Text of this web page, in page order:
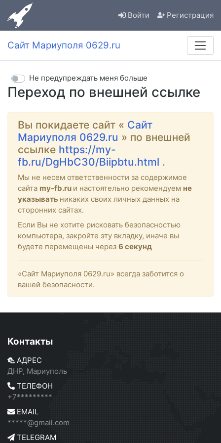
Войти Регистрация
Сайт Мариуполя 0629.ru
Переход по внешней ссылке
Не предупреждать меня больше
Вы покидаете сайт « Сайт
Мариуполя 0629.ru » по внешней
ссылке https://my-
fb.ru/DgHbC30/Biipbtu.html .
Мы не несем ответственности за содержимое
сайта my-fb.ru и настоятельно рекомендуем не
указывать никаких своих личных данных на
сторонних сайтах.
Если Вы не хотите рисковать безопасностью
компьютера, закройте эту вкладку, иначе вы
будете перемещены через 6 секунд
«Сайт Мариуполя 0629.ru» всегда заботится о
вашей безопасности.
Контакты
АДРЕС
ДНР, Мариуполь
ТЕЛЕФОН
+7*********
EMAIL
*****@gmail.com
TELEGRAM